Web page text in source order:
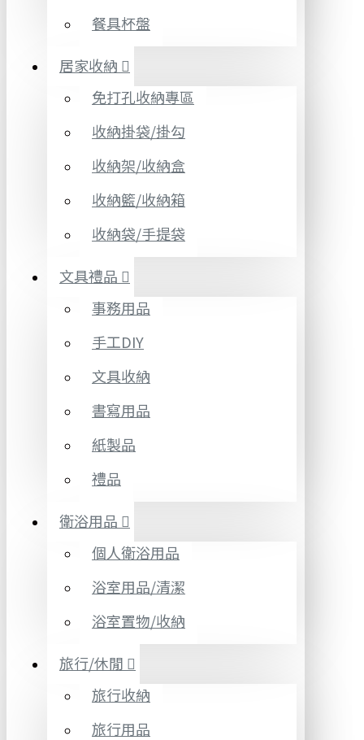
餐具杯盤
居家收納
免打孔收納專區
收納掛袋/掛勾
收納架/收納盒
收納籃/收納箱
收納袋/手提袋
文具禮品
事務用品
手工DIY
文具收納
書寫用品
紙製品
禮品
衛浴用品
個人衛浴用品
浴室用品/清潔
浴室置物/收納
旅行/休閒
旅行收納
旅行用品